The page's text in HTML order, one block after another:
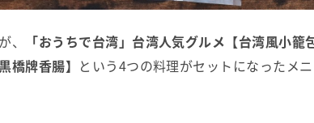
、
「おうちで台湾」台湾人気グルメ【台湾風小籠
橋牌香腸】 という4つの料理がセットになったメ